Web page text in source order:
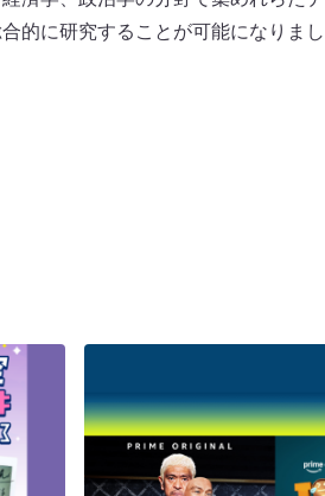
的に研究することが可能になりまし